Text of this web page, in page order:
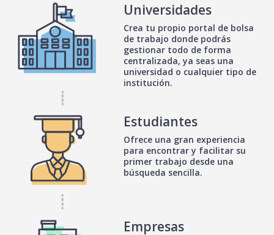
Universidades
Crea tu propio portal de bolsa
de trabajo donde podrás
gestionar todo de forma
centralizada, ya seas una
universidad o cualquier tipo de
institución.
Estudiantes
Ofrece una gran experiencia
para encontrar y facilitar su
primer trabajo desde una
búsqueda sencilla.
Empresas